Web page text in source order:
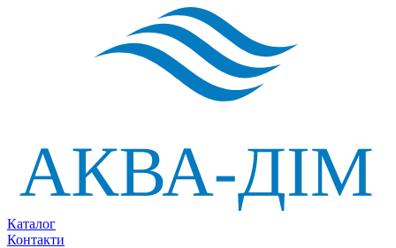
Каталог
Контакти